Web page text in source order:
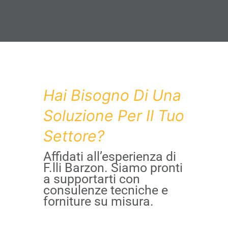
Hai Bisogno Di Una
Soluzione Per Il Tuo
Settore?
Affidati all’esperienza di
F.lli Barzon. Siamo pronti
a supportarti con
consulenze tecniche e
forniture su misura.